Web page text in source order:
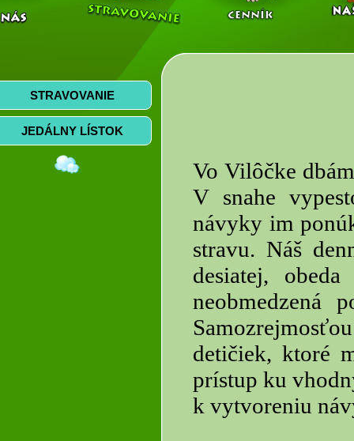
STRAVOVANIE
JEDÁLNY LÍSTOK
Vo Vilôčke
V snahe
návyky im
stravu. Náš
desiatej,
neobmedzená
detičiek, ktoré
prístup ku
k vytvoreniu